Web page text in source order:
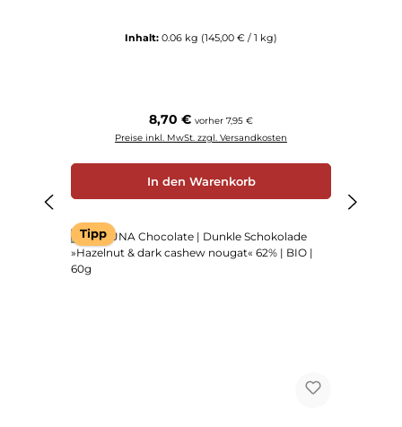
Inhalt: 0.06 kg (145,00 € / 1 kg)
Regulärer Preis:
8,70 € vorher 7,95 €
Preise inkl. MwSt. zzgl. Versandkosten
In den Warenkorb
Tipp